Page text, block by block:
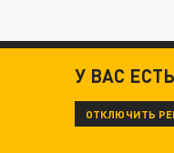
У ВАС
ОТКЛЮЧИТЬ